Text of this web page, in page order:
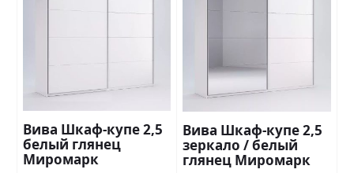
Вива Шкаф-купе 2,5
белый глянец
Миромарк
Вива Шкаф-купе 2,5
зеркало / белый
глянец Миромарк